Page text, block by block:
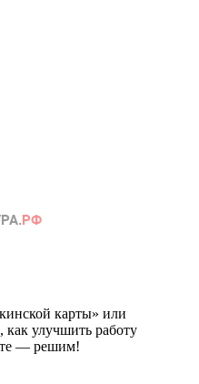
карты» или
как улучшить работу
— решим!